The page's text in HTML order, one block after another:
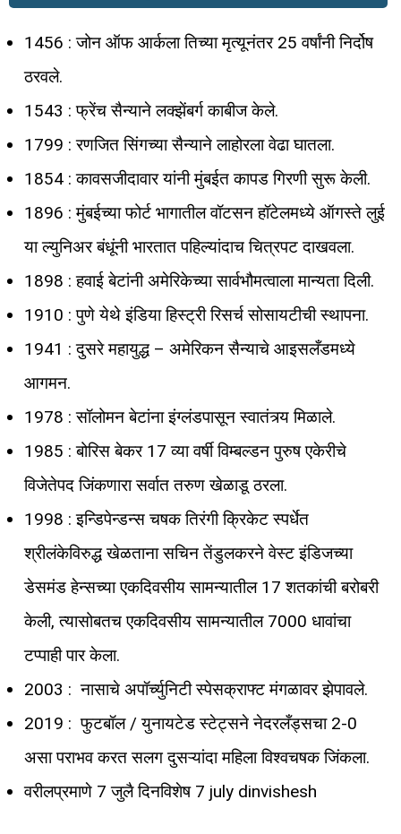
1456 : जोन ऑफ आर्कला तिच्या मृत्यूनंतर 25 वर्षांनी निर्दोष
ठरवले.
1543 : फ्रेंच सैन्याने लक्झेंबर्ग काबीज केले.
1799 : रणजित सिंगच्या सैन्याने लाहोरला वेढा घातला.
1854 : कावसजीदावार यांनी मुंबईत कापड गिरणी सुरू केली.
1896 : मुंबईच्या फोर्ट भागातील वॉटसन हॉटेलमध्ये ऑगस्ते लुई
या ल्युनिअर बंधूंनी भारतात पहिल्यांदाच चित्रपट दाखवला.
1898 : हवाई बेटांनी अमेरिकेच्या सार्वभौमत्वाला मान्यता दिली.
1910 : पुणे येथे इंडिया हिस्ट्री रिसर्च सोसायटीची स्थापना.
1941 : दुसरे महायुद्ध – अमेरिकन सैन्याचे आइसलँडमध्ये
आगमन.
1978 : सॉलोमन बेटांना इंग्लंडपासून स्वातंत्र्य मिळाले.
1985 : बोरिस बेकर 17 व्या वर्षी विम्बल्डन पुरुष एकेरीचे
विजेतेपद जिंकणारा सर्वात तरुण खेळाडू ठरला.
1998 : इन्डिपेन्डन्स चषक तिरंगी क्रिकेट स्पर्धेत
श्रीलंकेविरुद्ध खेळताना सचिन तेंडुलकरने वेस्ट इंडिजच्या
डेसमंड हेन्सच्या एकदिवसीय सामन्यातील 17 शतकांची बरोबरी
केली, त्यासोबतच एकदिवसीय सामन्यातील 7000 धावांचा
टप्पाही पार केला.
2003 : नासाचे अपॉर्च्युनिटी स्पेसक्राफ्ट मंगळावर झेपावले.
2019 : फुटबॉल / युनायटेड स्टेट्सने नेदरलँड्सचा 2-0
असा पराभव करत सलग दुसऱ्यांदा महिला विश्वचषक जिंकला.
वरीलप्रमाणे 7 जुलै दिनविशेष 7 july dinvishesh